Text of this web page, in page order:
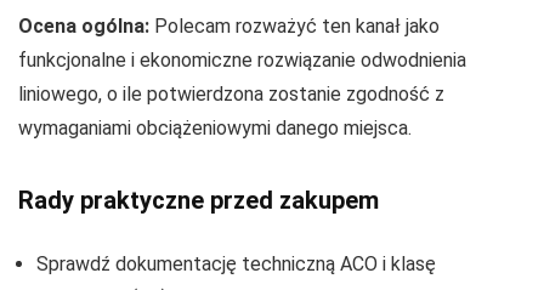
Ocena ogólna: Polecam rozważyć ten kanał jako
funkcjonalne i ekonomiczne rozwiązanie odwodnienia
liniowego, o ile potwierdzona zostanie zgodność z
wymaganiami obciążeniowymi danego miejsca.
Rady praktyczne przed zakupem
Sprawdź dokumentację techniczną ACO i klasę